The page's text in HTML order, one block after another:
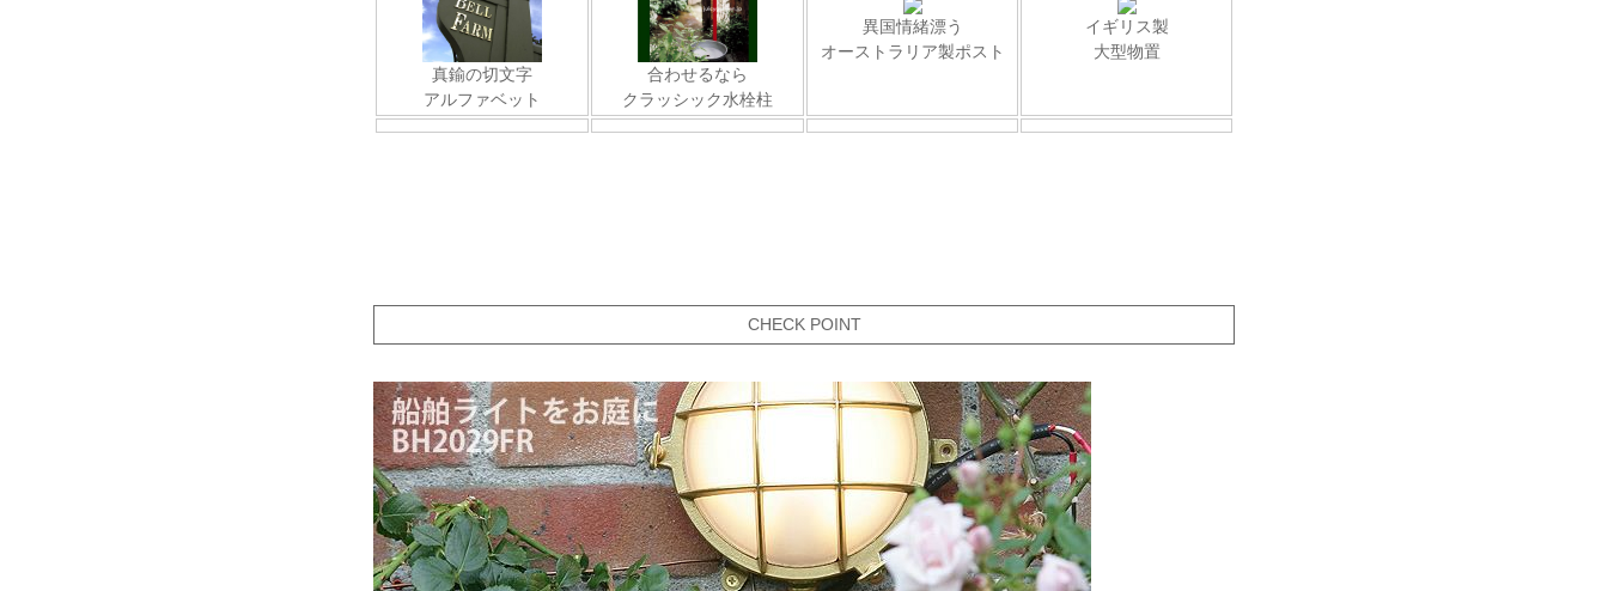
真鍮の切文字
アルファベット
合わせるなら
クラッシック水栓柱
異国情緒漂う
オーストラリア製ポスト
イギリス製
大型物置
CHECK POINT